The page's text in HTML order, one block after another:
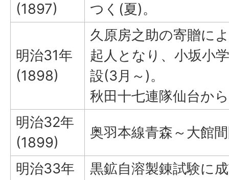
(1897)
つく(夏)。
明治31年
(1898)
久原房之助の寄贈に
起人となり、小坂小
設(3月～)。
秋田十七連隊仙台か
明治32年
(1899)
奥羽本線青森～大館
明治33年
黒鉱自溶製錬試験に